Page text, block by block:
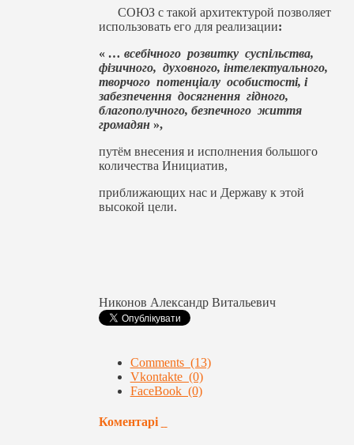
СОЮЗ с такой архитектурой позволяет
использовать его для реализации:
« … всебічного розвитку суспільства,
фізичного, духовного, інтелектуального,
творчого потенціалу особистості, і
забезпечення досягнення гідного,
благополучного, безпечного життя
громадян»,
путём внесения и исполнения большого
количества Инициатив,
приближающих нас и Державу к этой
высокой цели.
Никонов Александр Витальевич
Comments (13)
Vkontakte (0)
FaceBook (0)
Коментарі